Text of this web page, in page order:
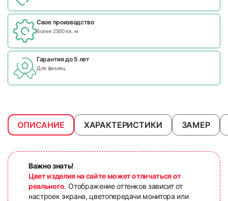
Свое производство
Более 2500 кв. м
Гарантия до 5 лет
Для физлиц
ОПИСАНИЕ ХАРАКТЕРИСТИКИ ЗАМЕР
Важно знать!
Цвет изделия на сайте может отличаться от
реального. Отображение оттенков зависит от
настроек экрана, цветопередачи монитора или